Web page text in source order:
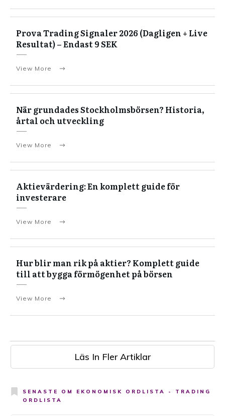
Prova Trading Signaler 2026 (Dagligen + Live
Resultat) – Endast 9 SEK
View More
När grundades Stockholmsbörsen? Historia,
årtal och utveckling
View More
Aktievärdering: En komplett guide för
investerare
View More
Hur blir man rik på aktier? Komplett guide
till att bygga förmögenhet på börsen
View More
Läs In Fler Artiklar
SENASTE OM EKONOMISK ORDLISTA - TRADING
ORDLISTA